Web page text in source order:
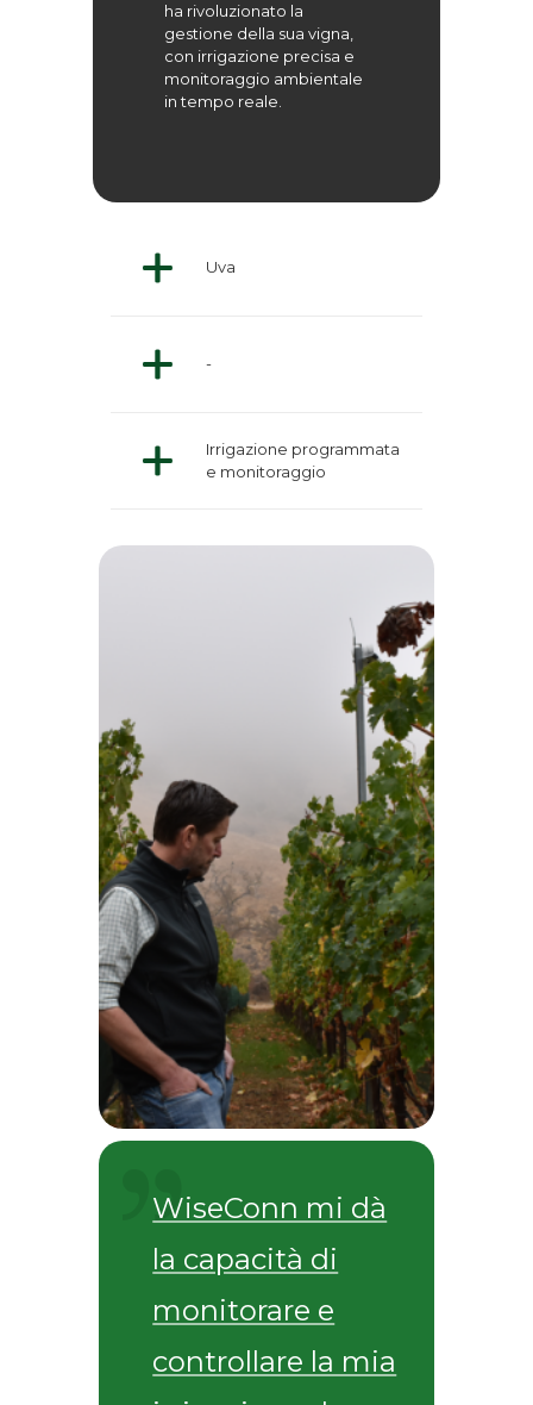
ha rivoluzionato la
gestione della sua vigna,
con irrigazione precisa e
monitoraggio ambientale
in tempo reale.
Uva
-
Irrigazione programmata
e monitoraggio
WiseConn mi dà
la capacità di
monitorare e
controllare la mia